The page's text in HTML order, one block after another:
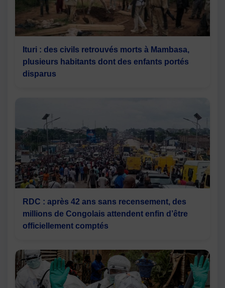
Ituri : des civils retrouvés morts à Mambasa,
plusieurs habitants dont des enfants portés
disparus
RDC : après 42 ans sans recensement, des
millions de Congolais attendent enfin d’être
officiellement comptés